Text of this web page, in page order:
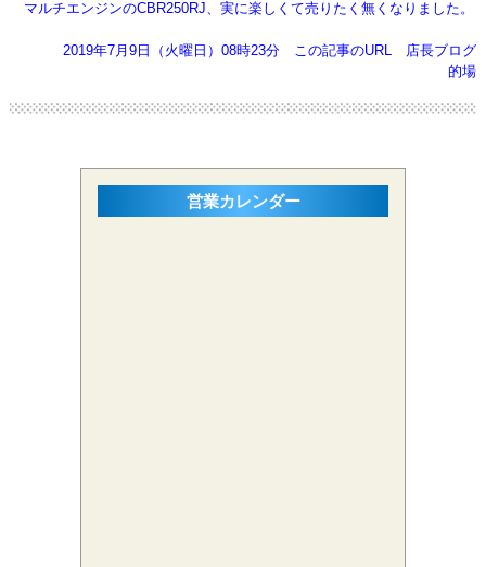
マルチエンジンのCBR250RJ、実に楽しくて売りたく無くなりました。
2019年7月9日（火曜日）08時23分 この記事のURL
店長ブログ
的場
営業カレンダー